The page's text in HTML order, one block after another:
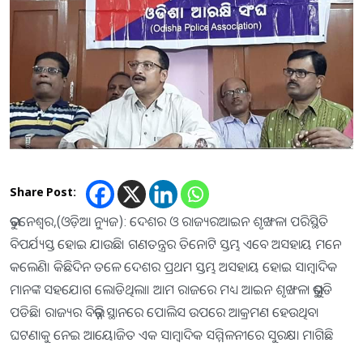
Share Post:
ଭୁବନେଶ୍ୱର,(ଓଡ଼ିଆ ନ୍ୟୁଜ): ଦେଶର ଓ ରାଜ୍ୟରଆଇନ ଶୃଙ୍ଖଳା ପରିସ୍ଥିତି
ବିପର୍ଯ୍ୟସ୍ତ ହୋଇ ଯାଉଛି। ଗଣତନ୍ତ୍ରର ତିନୋଟି ସ୍ତମ୍ଭ ଏବେ ଅସହାୟ ମନେ
କଲେଣି। କିଛିଦିନ ତଳେ ଦେଶର ପ୍ରଥମ ସ୍ତମ୍ଭ ଅସହାୟ ହୋଇ ସାମ୍ବାଦିକ
ମାନଙ୍କ ସହଯୋଗ ଲୋଡିଥିଲା। ଆମ ରାଜରେ ମଧ୍ୟ ଆଇନ ଶୃଙ୍ଖଳା ଭୁଶୁଡି
ପଡିଛି। ରାଜ୍ୟର ବିଭିନ୍ନ ସ୍ଥାନରେ ପୋଲିସ ଉପରେ ଆକ୍ରମଣ ହେଉଥିବା
ଘଟଣାକୁ ନେଇ ଆୟୋଜିତ ଏକ ସାମ୍ବାଦିକ ସମ୍ମିଳନୀରେ ସୁରକ୍ଷା ମାଗିଛି